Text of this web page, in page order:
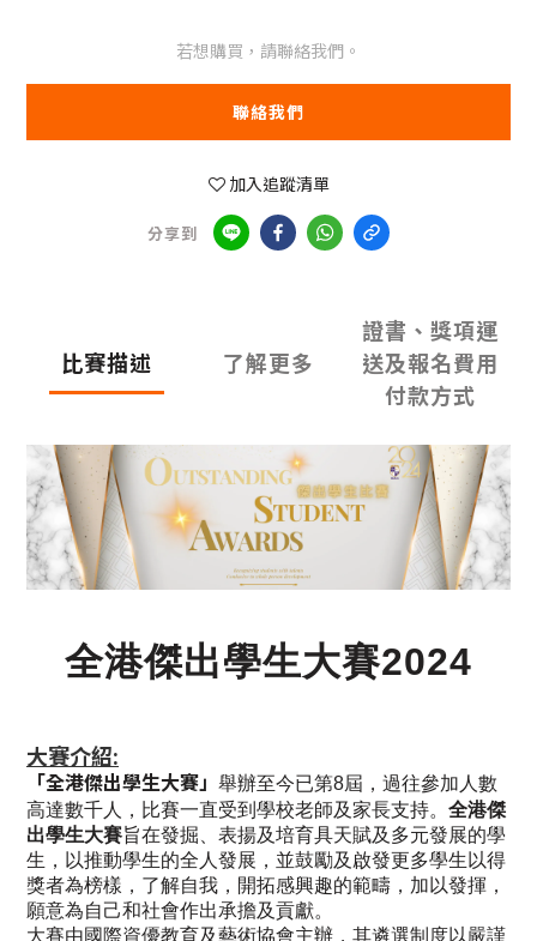
若想購買，請聯絡我們。
聯絡我們
加入追蹤清單
分享到
比賽描述 了解更多
證書、獎項運
送及報名費用
付款方式
全港傑出學生大賽2024
大賽介紹:
「全港傑出學生大賽」 舉辦至今已第8屆，過往參加人數
高達數千人，比賽一直受到學校老師及家長支持。 全港傑
出學生大賽旨在發掘、表揚及培育具天賦及多元發展的學
生，以推動學生的全人發展，並鼓勵及啟發更多學生以得
獎者為榜樣，了解自我，開拓感興趣的範疇，加以發揮，
願意為自己和社會作出承擔及貢獻。
大賽由國際資優教育及藝術協會主辦，其遴選制度以嚴謹